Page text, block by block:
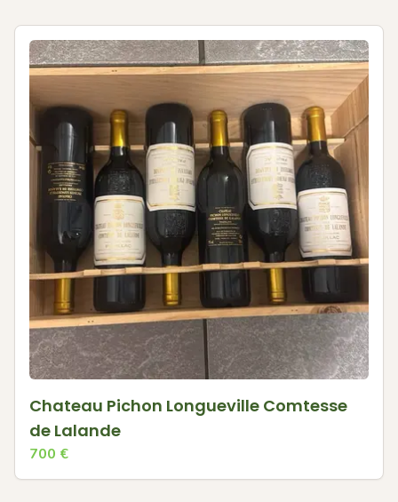
Chateau Pichon Longueville Comtesse
de Lalande
700 €